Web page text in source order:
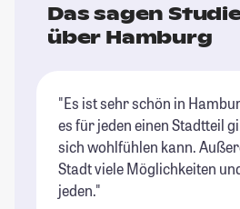
Das sagen
über Hamburg
"Es ist sehr schön in
es für jeden einen Stadtteil
sich wohlfühlen kann.
Stadt viele Möglichkeiten
jeden."